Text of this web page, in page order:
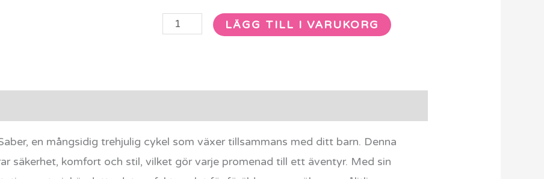
LÄGG TILL I VARUKORG
en mångsidig trehjulig cykel som växer tillsammans med ditt barn. Denna
säkerhet, komfort och stil, vilket gör varje promenad till ett äventyr. Med sin